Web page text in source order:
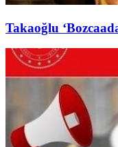
Takaoğlu